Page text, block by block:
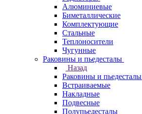
Алюминиевые
Биметаллические
Комплектующие
Стальные
Теплоносители
Чугунные
Раковины и пьедесталы
Назад
Раковины и пьедесталы
Встраиваемые
Накладные
Подвесные
Полупьедесталы